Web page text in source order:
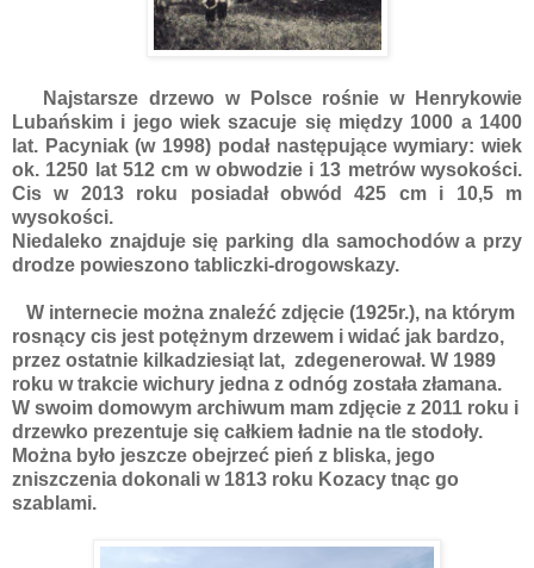
Najstarsze drzewo w Polsce rośnie w Henrykowie
Lubańskim i jego wiek szacuje się między 1000 a 1400
lat. Pacyniak (w 1998) podał następujące wymiary: wiek
ok. 1250 lat 512 cm w obwodzie i 13 metrów wysokości.
Cis w 2013 roku posiadał obwód 425 cm i 10,5 m
wysokości.
Niedaleko znajduje się parking dla samochodów a przy
drodze powieszono tabliczki-drogowskazy.
W internecie można znaleźć zdjęcie (1925r.), na którym
rosnący cis jest potężnym drzewem i widać jak bardzo,
przez ostatnie kilkadziesiąt lat, zdegenerował. W 1989
roku w trakcie wichury jedna z odnóg została złamana.
W swoim domowym archiwum mam zdjęcie z 2011 roku i
drzewko prezentuje się całkiem ładnie na tle stodoły.
Można było jeszcze obejrzeć pień z bliska, jego
zniszczenia dokonali w 1813 roku Kozacy tnąc go
szablami.